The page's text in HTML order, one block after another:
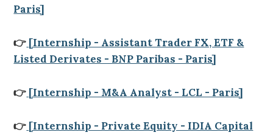
Paris]
👉 [Internship - Assistant Trader FX, ETF &
Listed Derivates - BNP Paribas - Paris]
👉 [Internship - M&A Analyst - LCL - Paris]
👉 [Internship - Private Equity - IDIA Capital